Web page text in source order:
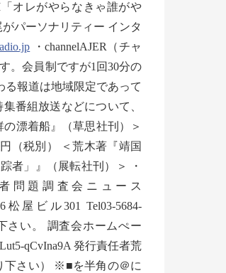
オレがやらなきゃ誰がや
パーソナリティー インタ
・channelAJER（チャ
。会員制ですが1回30分の
報道は地域限定であって
番組放送などについて、
漂着船』（草思社刊）＞
（税別） ＜荒木著『靖国
者」』（展転社刊）＞ ・
踪者問題調査会ニュース
ビル301 Tel03-5684-
さい。 調査会ホームぺー
qCvIna9A 発行責任者荒
下さい） ※■を半角の＠に